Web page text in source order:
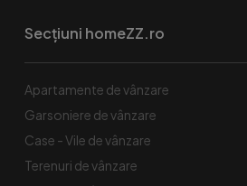
Secțiuni homeZZ.ro
Apartamente de vânzare
Garsoniere de vânzare
Case - Vile de vânzare
Terenuri de vânzare